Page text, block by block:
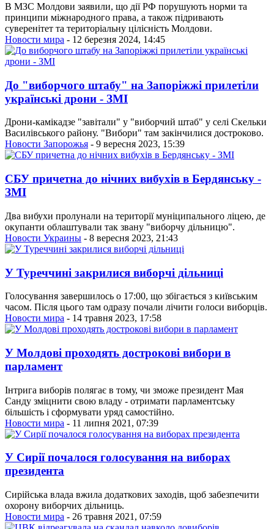
В МЗС Молдови заявили, що дії РФ порушують норми та
принципи міжнародного права, а також підривають
суверенітет та територіальну цілісність Молдови.
Новости мира - 12 березня 2024, 14:45
До "виборчого штабу" на Запоріжжі прилетіли
українські дрони - ЗМІ
Дрони-камікадзе "завітали" у "виборчий штаб" у селі Скельки
Василівського району. "Вибори" там закінчилися достроково.
Новости Запорожья - 9 вересня 2023, 15:39
СБУ причетна до нічних вибухів в Бердянську -
ЗМІ
Два вибухи пролунали на території муніципального ліцею, де
окупанти облаштували так звану "виборчу дільницю".
Новости Украины - 8 вересня 2023, 21:43
У Туреччині закрилися виборчі дільниці
Голосування завершилось о 17:00, що збігається з київським
часом. Після цього там одразу почали лічити голоси виборців.
Новости мира - 14 травня 2023, 17:58
У Молдові проходять дострокові вибори в
парламент
Інтрига виборів полягає в тому, чи зможе президент Мая
Санду зміцнити свою владу - отримати парламентську
більшість і сформувати уряд самостійно.
Новости мира - 11 липня 2021, 07:39
У Сирії почалося голосування на виборах
президента
Сирійська влада вжила додаткових заходів, щоб забезпечити
охорону виборчих дільниць.
Новости мира - 26 травня 2021, 07:59